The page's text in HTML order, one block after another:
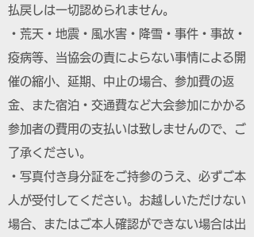
払戻しは一切認められません。
・荒天・地震・風水害・降雪・事件・事故・
疫病等、当協会の責によらない事情による開
催の縮小、延期、中止の場合、参加費の返
金、また宿泊・交通費など大会参加にかかる
参加者の費用の支払いは致しませんので、ご
了承ください。
・写真付き身分証をご持参のうえ、必ずご本
人が受付してください。お越しいただけない
場合、またはご本人確認ができない場合は出